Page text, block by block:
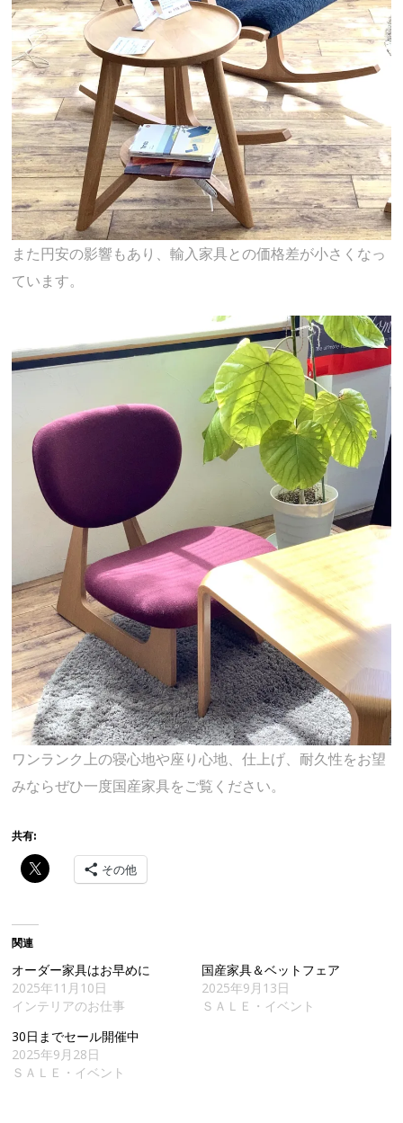
また円安の影響もあり、輸入家具との価格差が小さくなっ
ています。
ワンランク上の寝心地や座り心地、仕上げ、耐久性をお望
みならぜひ一度国産家具をご覧ください。
共有:
その他
関連
オーダー家具はお早めに
2025年11月10日
インテリアのお仕事
国産家具＆ベットフェア
2025年9月13日
ＳＡＬＥ・イベント
30日までセール開催中
2025年9月28日
ＳＡＬＥ・イベント